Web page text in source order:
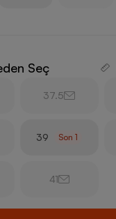
Seç
37.5
39 Son1
41